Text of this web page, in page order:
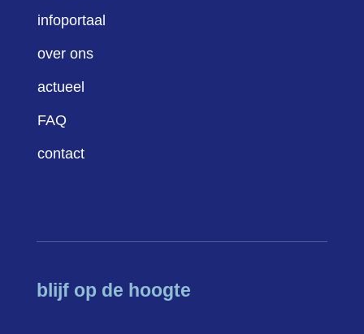
infoportaal
over ons
actueel
FAQ
contact
blijf op de hoogte